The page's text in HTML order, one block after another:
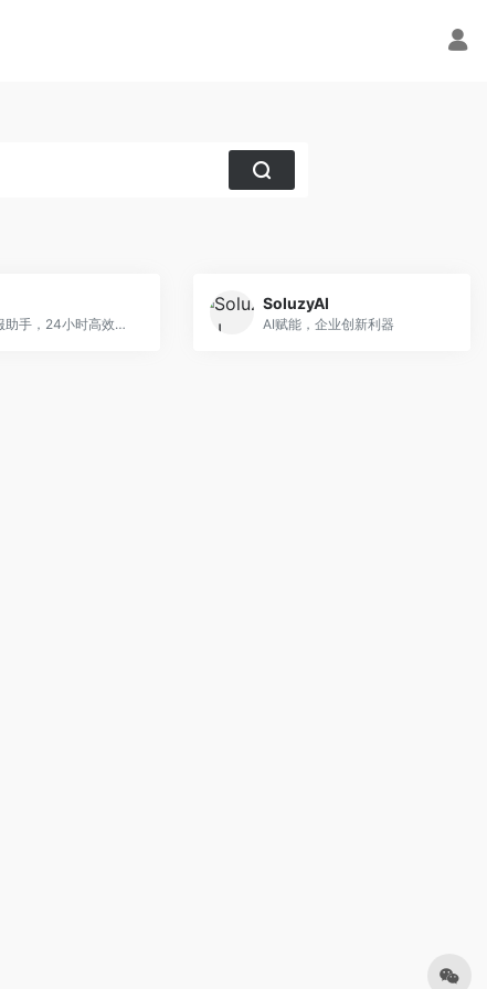
智能客服助手，24小时高效响应
SoluzyAI
AI赋能，企业创新利器